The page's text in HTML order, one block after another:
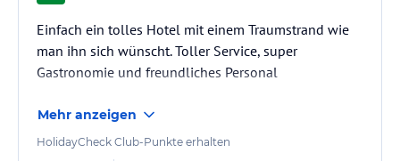
Einfach ein tolles Hotel mit einem Traumstrand wie
man ihn sich wünscht. Toller Service, super
Gastronomie und freundliches Personal
Mehr anzeigen
HolidayCheck Club-Punkte erhalten